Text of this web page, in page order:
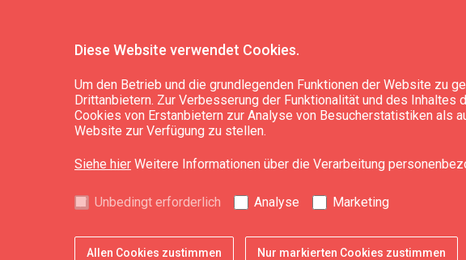
Diese Website verwendet Cookies.
Um den Betrieb und die grundlegenden Funktionen der Website zu
Drittanbietern. Zur Verbesserung der Funktionalität und des
Cookies von Erstanbietern zur Analyse von Besucherstatistiken als
Website zur Verfügung zu stellen.
Siehe hier Weitere Informationen über die Verarbeitung
Unbedingt erforderlich Analyse Marketing
Allen Cookies zustimmen Nur markierten Cookies zustimmen
LOC Schwimmbad & SPA